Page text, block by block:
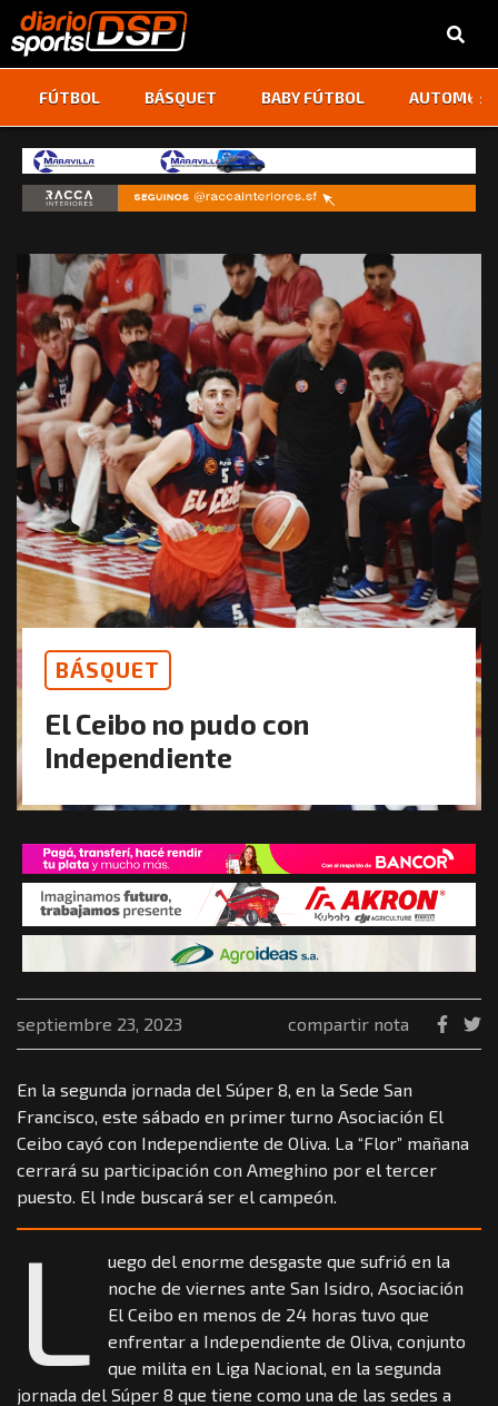
FÚTBOL BÁSQUET BABY FÚTBOL ‹ ›
BÁSQUET
El Ceibo no pudo con
Independiente
septiembre 23, 2023 compartir nota
En la segunda jornada del Súper 8, en la Sede San
Francisco, este sábado en primer turno Asociación El
Ceibo cayó con Independiente de Oliva. La “Flor” mañana
cerrará su participación con Ameghino por el tercer
puesto. El Inde buscará ser el campeón.
L
uego del enorme desgaste que sufrió en la
noche de viernes ante San Isidro, Asociación
El Ceibo en menos de 24 horas tuvo que
enfrentar a Independiente de Oliva, conjunto
que milita en Liga Nacional, en la segunda
jornada del Súper 8 que tiene como una de las sedes a